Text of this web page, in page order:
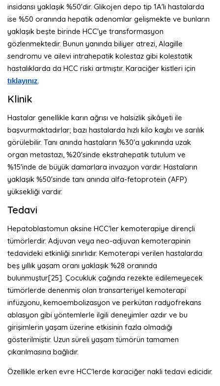
insidansı yaklaşık %50'dir. Glikojen depo tip 1A'lı hastalarda
ise %50 oranında hepatik adenomlar gelişmekte ve bunların
yaklaşık beşte birinde HCC'ye transformasyon
gözlenmektedir. Bunun yanında biliyer atrezi, Alagille
sendromu ve ailevi intrahepatik kolestaz gibi kolestatik
hastalıklarda da HCC riski artmıştır. Karaciğer kistleri için
tıklayınız.
Klinik
Hastalar genellikle karın ağrısı ve halsizlik şikâyeti ile
başvurmaktadırlar; bazı hastalarda hızlı kilo kaybı ve sarılık
görülebilir. Tanı anında hastaların %30'a yakınında uzak
organ metastazı, %20'sinde ekstrahepatik tutulum ve
%15'inde de büyük damarlara invazyon vardır. Hastaların
yaklaşık %50'sinde tanı anında alfa-fetoprotein (AFP)
yüksekliği vardır.
Tedavi
Hepatoblastomun aksine HCC'ler kemoterapiye dirençli
tümörlerdir. Adjuvan veya neo-adjuvan kemoterapinin
tedavideki etkinliği sınırlıdır. Kemoterapi verilen hastalarda
beş yıllık yaşam oranı yaklaşık %28 oranında
bulunmuştur[25]. Çocukluk çağında rezekte edilemeyecek
tümörlerde denenmiş olan transarteriyel kemoterapi
infüzyonu, kemoembolizasyon ve perkütan radyofrekans
ablasyon gibi yöntemlerle ilgili deneyimler azdır ve bu
girişimlerin yaşam üzerine etkisinin fazla olmadığı
gösterilmiştir. Uzun süreli yaşam tümörün tamamen
çıkarılmasına bağlıdır.
Özellikle erken evre HCC'lerde karaciğer nakli tedavi edicidir.